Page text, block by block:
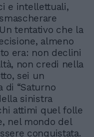
e intellettuali,
tentativo che la
almeno
era: non declini
non credi nella
sei un
di “Saturno
sinistra
attimi quel folle
nel mondo del
conquistata.